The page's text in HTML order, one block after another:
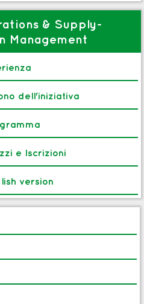
& Supply-
Management
dell'iniziativa
e Iscrizioni
version